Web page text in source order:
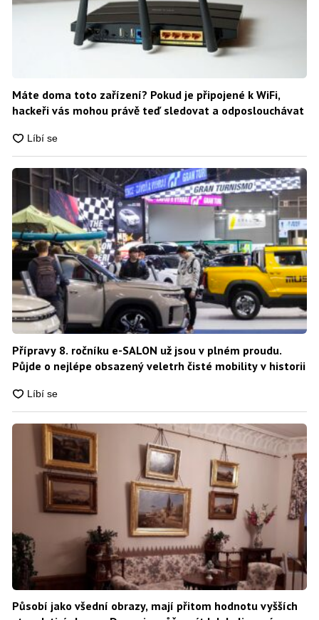
Máte doma toto zařízení? Pokud je připojené k WiFi,
hackeři vás mohou právě teď sledovat a odposlouchávat
Přípravy 8. ročníku e-SALON už jsou v plném proudu.
Půjde o nejlépe obsazený veletrh čisté mobility v historii
Působí jako všední obrazy, mají přitom hodnotu vyšších